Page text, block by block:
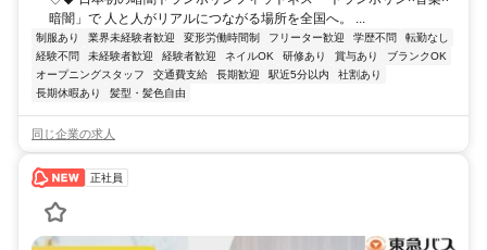
暗闇」で 人と人がリアルにつながる場所を全国へ。 ...
制服あり 業界未経験者歓迎 変形労働時間制 フリーター歓迎 学歴不問
転勤なし
経験不問
未経験者歓迎 経験者歓迎 ネイルOK 研修あり 賞与あり
ブランクOK
オープニングスタッフ
交通費支給 長期歓迎 駅近5分以内
社割あり
長期休暇あり
髪型・髪色自由
同じ企業の求人
正社員